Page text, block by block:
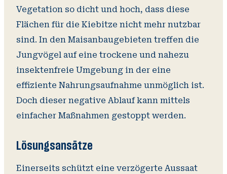
Vegetation so dicht und hoch, dass diese
Flächen für die Kiebitze nicht mehr nutzbar
sind. In den Maisanbaugebieten treffen die
Jungvögel auf eine trockene und nahezu
insektenfreie Umgebung in der eine
effiziente Nahrungsaufnahme unmöglich ist.
Doch dieser negative Ablauf kann mittels
einfacher Maßnahmen gestoppt werden.
Lösungsansätze
Einerseits schützt eine verzögerte Aussaat